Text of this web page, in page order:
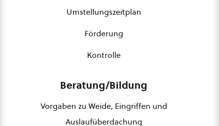
Umstellungszeitplan
Förderung
Kontrolle
Beratung/Bildung
Vorgaben zu Weide, Eingriffen und
Auslaufüberdachung